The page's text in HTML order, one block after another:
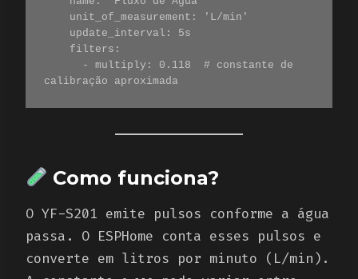
calibração aproximada
Como funciona?
O YF-S201 emite pulsos conforme a água
passa. O ESPHome conta esses pulsos e
converte em litros por minuto (L/min).